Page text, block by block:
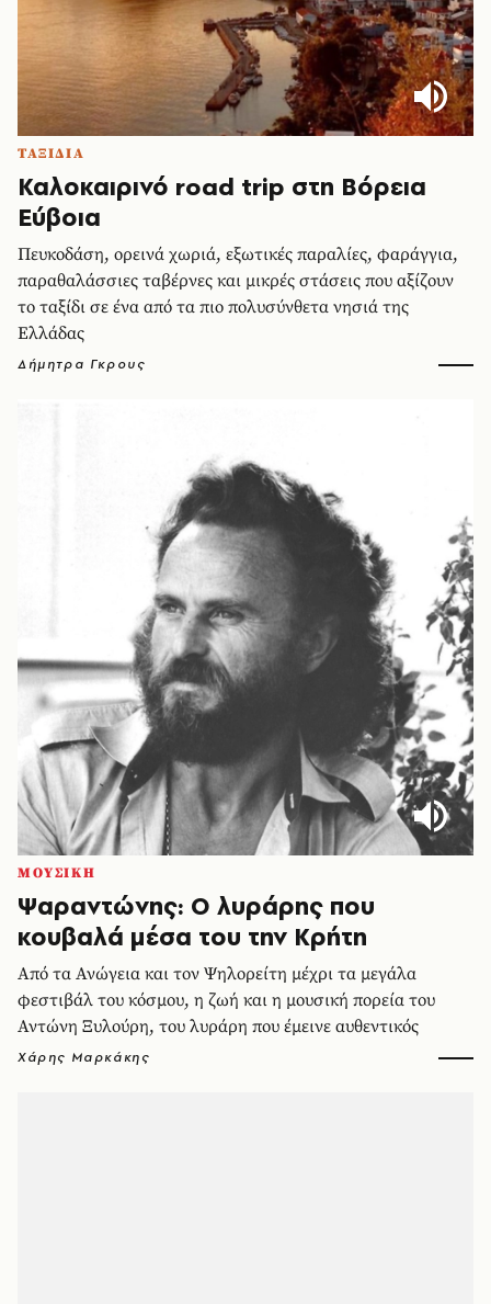
ΤΑΞΙΔΙΑ
Καλοκαιρινό road trip στη Βόρεια
Εύβοια
Πευκοδάση, ορεινά χωριά, εξωτικές παραλίες, φαράγγια,
παραθαλάσσιες ταβέρνες και μικρές στάσεις που αξίζουν
το ταξίδι σε ένα από τα πιο πολυσύνθετα νησιά της
Ελλάδας
Δήμητρα Γκρους
ΜΟΥΣΙΚΗ
Ψαραντώνης: Ο λυράρης που
κουβαλά μέσα του την Κρήτη
Από τα Ανώγεια και τον Ψηλορείτη μέχρι τα μεγάλα
φεστιβάλ του κόσμου, η ζωή και η μουσική πορεία του
Αντώνη Ξυλούρη, του λυράρη που έμεινε αυθεντικός
Χάρης Μαρκάκης